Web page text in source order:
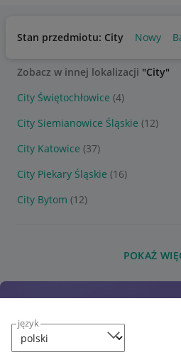
język
Stan przedmiotu: City Nowy
Zobacz w innej lokalizacji "City"
City Świętochłowice (4)
City Siemianowice Śląskie (12)
City Katowice (37)
City Piekary Śląskie (16)
City Bytom (12)
POKAŻ